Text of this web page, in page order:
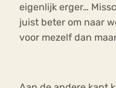
eigenlijk erger…
juist beter om naar
voor mezelf dan